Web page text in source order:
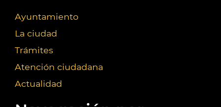
Ayuntamiento
La ciudad
Trámites
Atención ciudadana
Actualidad